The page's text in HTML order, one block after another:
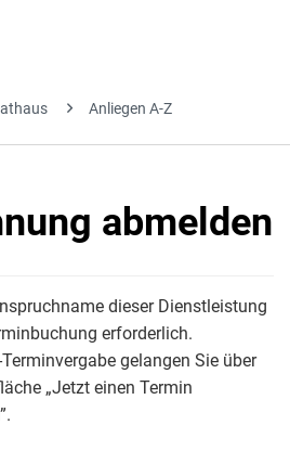
Anliegen A-Z
abmelden
dieser Dienstleistung
erforderlich.
gelangen Sie über
„Jetzt einen Termin